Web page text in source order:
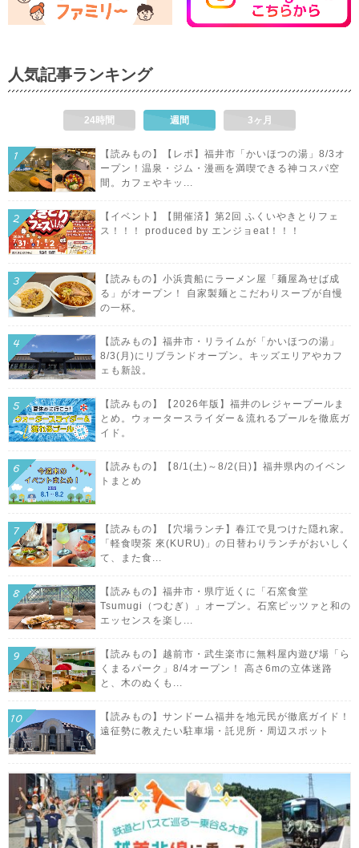
人気記事ランキング
24時間 週間 3ヶ月
【読みもの】【レポ】福井市「かいほつの湯」8/3オ
ープン！温泉・ジム・漫画を満喫できる神コスパ空
間。カフェやキッ...
【イベント】【開催済】第2回 ふくいやきとりフェ
ス！！！ produced by エンジョeat！！！
【読みもの】小浜貴船にラーメン屋「麺屋為せば成
る」がオープン！ 自家製麺とこだわりスープが自慢
の一杯。
【読みもの】福井市・リライムが「かいほつの湯」
8/3(月)にリブランドオープン。キッズエリアやカフ
ェも新設。
【読みもの】【2026年版】福井のレジャープールま
とめ。ウォータースライダー＆流れるプールを徹底ガ
イド。
【読みもの】【8/1(土)～8/2(日)】福井県内のイベン
トまとめ
【読みもの】【穴場ランチ】春江で見つけた隠れ家。
「軽食喫茶 來(KURU)」の日替わりランチがおいしく
て、また食...
【読みもの】福井市・県庁近くに「石窯食堂
Tsumugi（つむぎ）」オープン。石窯ピッツァと和の
エッセンスを楽し...
【読みもの】越前市・武生楽市に無料屋内遊び場「ら
くまるパーク」8/4オープン！ 高さ6mの立体迷路
と、木のぬくも...
【読みもの】サンドーム福井を地元民が徹底ガイド！
遠征勢に教えたい駐車場・託児所・周辺スポット